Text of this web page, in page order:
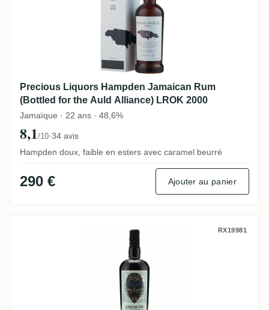
Precious Liquors Hampden Jamaican Rum
(Bottled for the Auld Alliance) LROK 2000
Jamaïque · 22 ans · 48,6%
8,1/10·34 avis
Hampden doux, faible en esters avec caramel beurré
290 € Ajouter au panier
Wu Dram Clan Jamaican Rum Blend 2024
RX19981